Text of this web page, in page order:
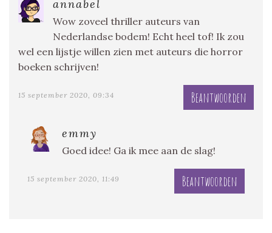
annabel
Wow zoveel thriller auteurs van
Nederlandse bodem! Echt heel tof! Ik zou
wel een lijstje willen zien met auteurs die horror
boeken schrijven!
15 september 2020, 09:34 Beantwoorden
emmy
Goed idee! Ga ik mee aan de slag!
15 september 2020, 11:49 Beantwoorden